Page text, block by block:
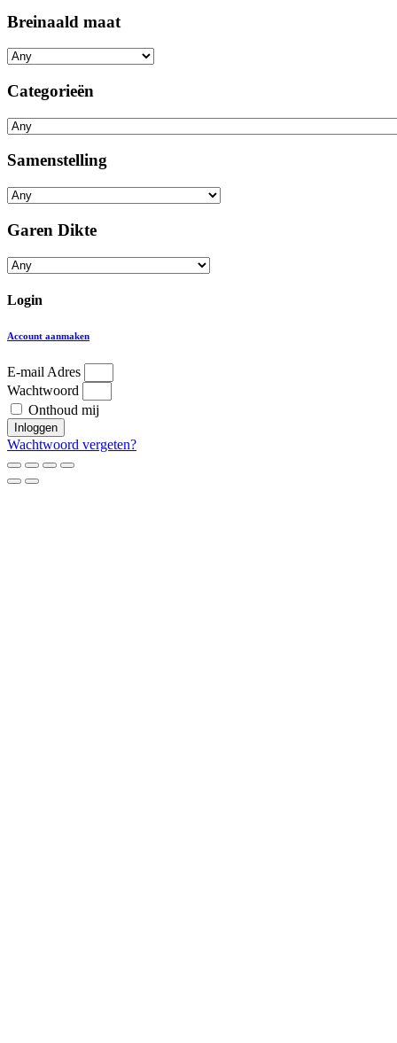
Breinaald maat
Categorieën
Samenstelling
Garen Dikte
Login
Account aanmaken
E-mail Adres
Wachtwoord
Onthoud mij
Inloggen
Wachtwoord vergeten?